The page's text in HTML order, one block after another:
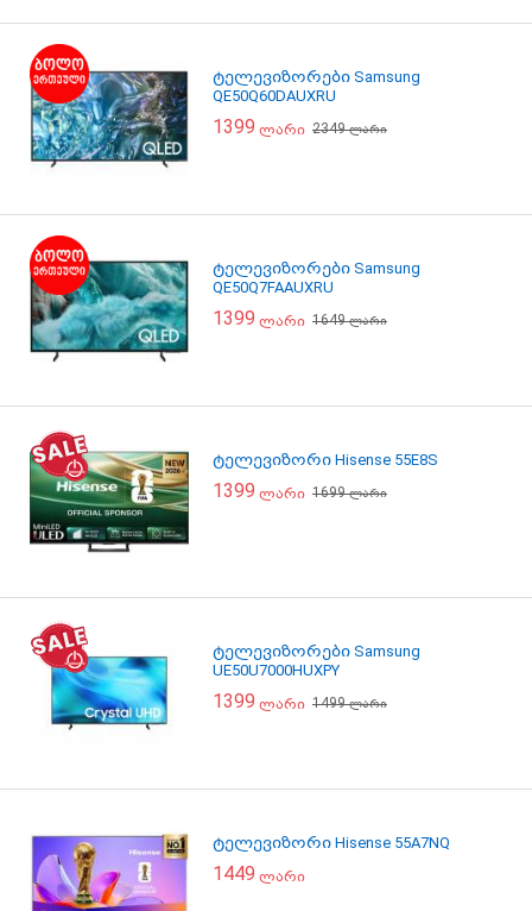
ტელევიზორები Samsung
QE50Q60DAUXRU
1399 ლარი 2349ლარი
ტელევიზორები Samsung
QE50Q7FAAUXRU
1399 ლარი 1649ლარი
ტელევიზორი Hisense 55E8S
1399 ლარი 1699ლარი
ტელევიზორები Samsung
UE50U7000HUXPY
1399 ლარი 1499ლარი
ტელევიზორი Hisense 55A7NQ
1449 ლარი